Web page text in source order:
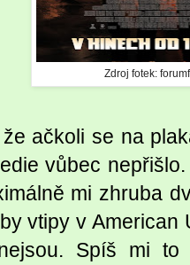
Zdroj fotek:
ačkoli se na
vůbec
mi zhruba
vtipy v American
Spíš mi to